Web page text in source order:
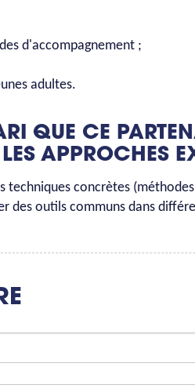
d'accompagnement ;
adultes.
QUE CE
APPROCHES
techniques concrètes
outils communs dans